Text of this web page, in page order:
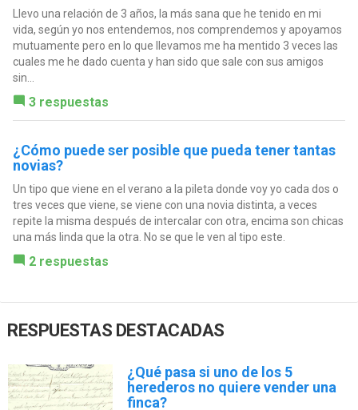
Llevo una relación de 3 años, la más sana que he tenido en mi
vida, según yo nos entendemos, nos comprendemos y apoyamos
mutuamente pero en lo que llevamos me ha mentido 3 veces las
cuales me he dado cuenta y han sido que sale con sus amigos
sin...
3 respuestas
¿Cómo puede ser posible que pueda tener tantas
novias?
Un tipo que viene en el verano a la pileta donde voy yo cada dos o
tres veces que viene, se viene con una novia distinta, a veces
repite la misma después de intercalar con otra, encima son chicas
una más linda que la otra. No se que le ven al tipo este.
2 respuestas
RESPUESTAS DESTACADAS
¿Qué pasa si uno de los 5
herederos no quiere vender una
finca?